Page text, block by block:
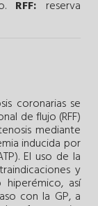
RFF: reserva
coronarias se
de flujo (RFF)
mediante
inducida por
El uso de la
y
así
con la GP, a